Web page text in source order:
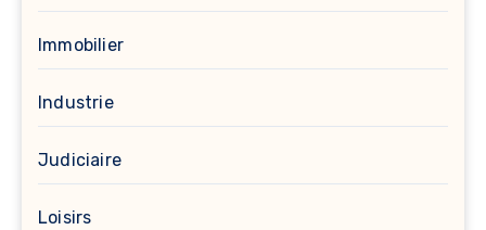
Immobilier
Industrie
Judiciaire
Loisirs